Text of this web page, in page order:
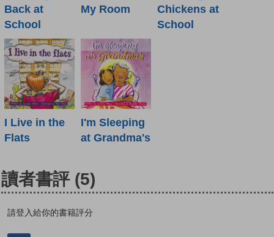
Back at
School
My Room
Chickens at
School
I Live in the
Flats
I'm Sleeping
at Grandma's
讀者書評 (5)
請登入給你的書籍評分